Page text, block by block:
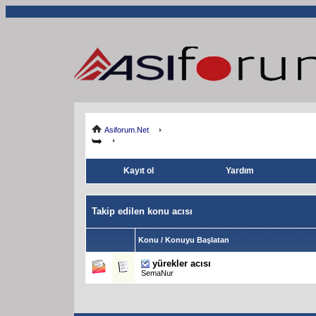
Asiforum.Net
Kayıt ol Yardım
Takip edilen konu acısı
Konu / Konuyu Başlatan
yürekler acısı
SemaNur